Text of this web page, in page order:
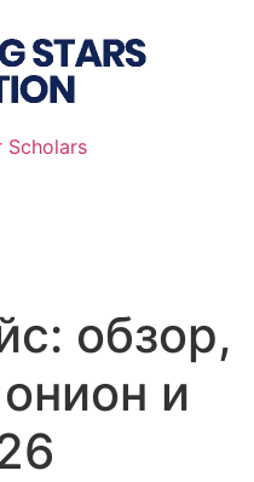
Scholars
обзор,
и